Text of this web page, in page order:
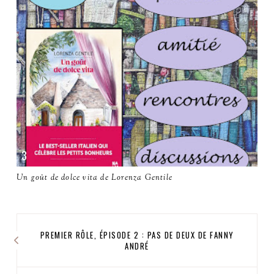
Un goût de dolce vita de Lorenza Gentile
PREMIER RÔLE, ÉPISODE 2 : PAS DE DEUX DE FANNY
ANDRÉ